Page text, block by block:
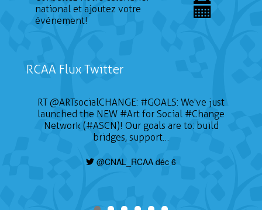
national et ajoutez votre
événement!
RCAA Flux Twitter
RT@ARTsocialCHANGE: #GOALS: We've just
launched the NEW #Art for Social #Change
Network (#ASCN)! Our goals are to: build
bridges, support…
@CNAL_RCAA déc 6